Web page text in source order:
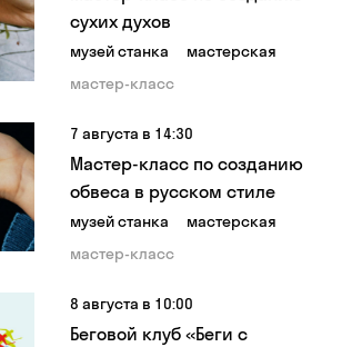
сухих духов
музей станка
мастерская
мастер-класс
7 августа в 14:30
Мастер-класс по созданию
обвеса в русском стиле
музей станка
мастерская
мастер-класс
8 августа в 10:00
Беговой клуб «Беги с